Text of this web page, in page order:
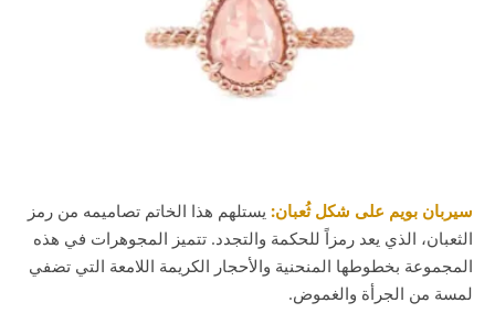
سيربان بويم على شكل ثُعبان: يستلهم هذا الخاتم تصاميمه من رمز
الثعبان، الذي يعد رمزاً للحكمة والتجدد. تتميز المجوهرات في هذه
المجموعة بخطوطها المنحنية والأحجار الكريمة اللامعة التي تضفي
لمسة من الجرأة والغموض.